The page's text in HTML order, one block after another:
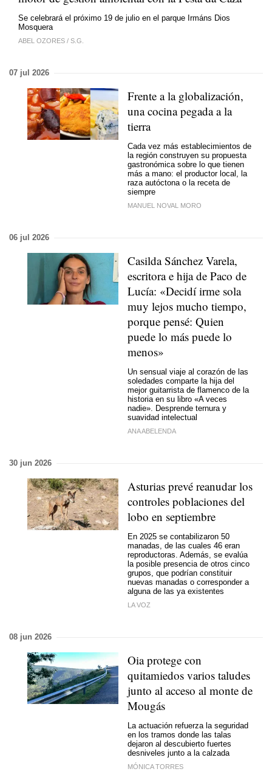
Se celebrará el próximo 19 de julio en el parque Irmáns Dios
Mosquera
ABEL OZORES / S.G.
07 jul 2026
Frente a la globalización,
una cocina pegada a la
tierra
Cada vez más establecimientos de
la región construyen su propuesta
gastronómica sobre lo que tienen
más a mano: el productor local, la
raza autóctona o la receta de
siempre
MANUEL NOVAL MORO
06 jul 2026
Casilda Sánchez Varela,
escritora e hija de Paco de
Lucía: «Decidí irme sola
muy lejos mucho tiempo,
porque pensé: Quien
puede lo más puede lo
menos»
Un sensual viaje al corazón de las
soledades comparte la hija del
mejor guitarrista de flamenco de la
historia en su libro «A veces
nadie». Desprende ternura y
suavidad intelectual
ANA ABELENDA
30 jun 2026
Asturias prevé reanudar los
controles poblaciones del
lobo en septiembre
En 2025 se contabilizaron 50
manadas, de las cuales 46 eran
reproductoras. Además, se evalúa
la posible presencia de otros cinco
grupos, que podrían constituir
nuevas manadas o corresponder a
alguna de las ya existentes
LA VOZ
08 jun 2026
Oia protege con
quitamiedos varios taludes
junto al acceso al monte de
Mougás
La actuación refuerza la seguridad
en los tramos donde las talas
dejaron al descubierto fuertes
desniveles junto a la calzada
MÓNICA TORRES